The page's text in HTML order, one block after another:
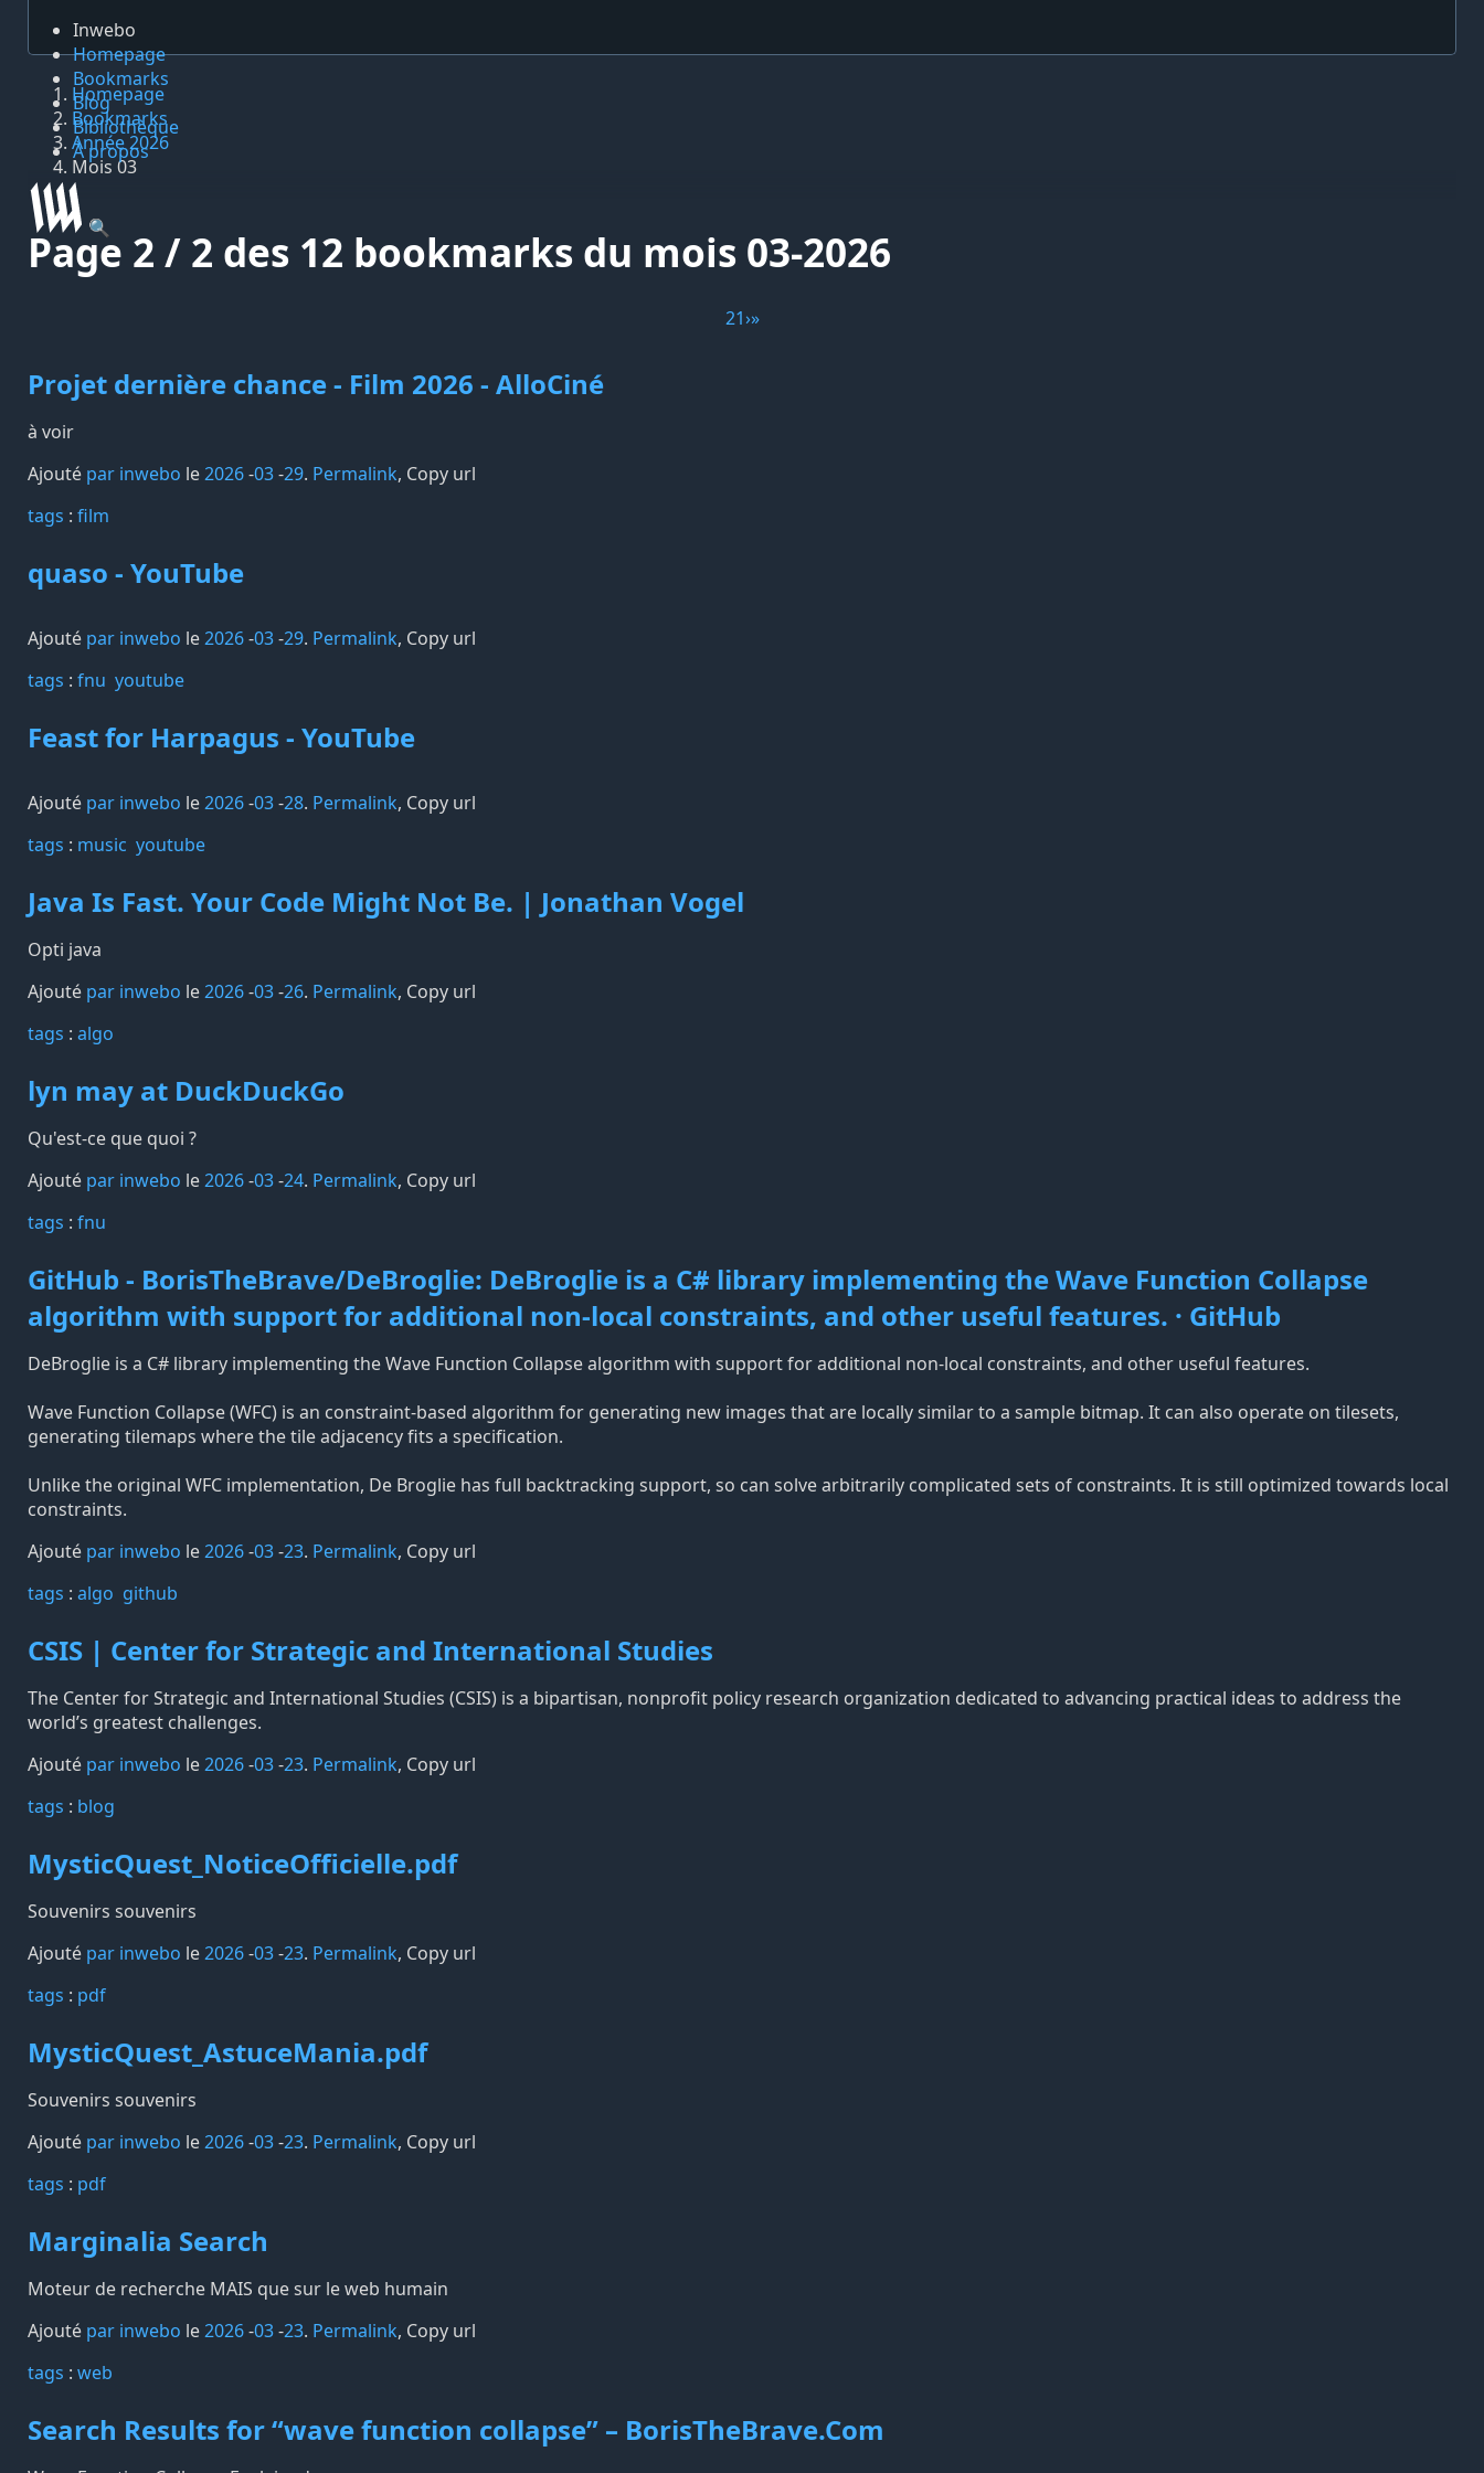
Inwebo
Homepage
Bookmarks
Blog
Bibliothèque
À propos
🔍
Homepage
Bookmarks
Année 2026
Mois 03
Page 2 / 2 des 12 bookmarks du mois 03-2026
21›»
Projet dernière chance - Film 2026 - AlloCiné
à voir
Ajouté par inwebo le2026-03-29. Permalink, Copy url
tags️ : film
quaso - YouTube
Ajouté par inwebo le2026-03-29. Permalink, Copy url
tags️ : fnu youtube
Feast for Harpagus - YouTube
Ajouté par inwebo le2026-03-28. Permalink, Copy url
tags️ : music youtube
Java Is Fast. Your Code Might Not Be. | Jonathan Vogel
Opti java
Ajouté par inwebo le2026-03-26. Permalink, Copy url
tags️ : algo
lyn may at DuckDuckGo
Qu'est-ce que quoi ?
Ajouté par inwebo le2026-03-24. Permalink, Copy url
tags️ : fnu
GitHub - BorisTheBrave/DeBroglie: DeBroglie is a C# library implementing the Wave Function Collapse
algorithm with support for additional non-local constraints, and other useful features. · GitHub
DeBroglie is a C# library implementing the Wave Function Collapse algorithm with support for additional non-local constraints, and other useful features.
Wave Function Collapse (WFC) is an constraint-based algorithm for generating new images that are locally similar to a sample bitmap. It can also operate on tilesets,
generating tilemaps where the tile adjacency fits a specification.
Unlike the original WFC implementation, De Broglie has full backtracking support, so can solve arbitrarily complicated sets of constraints. It is still optimized towards local
constraints.
Ajouté par inwebo le2026-03-23. Permalink, Copy url
tags️ : algo github
CSIS | Center for Strategic and International Studies
The Center for Strategic and International Studies (CSIS) is a bipartisan, nonprofit policy research organization dedicated to advancing practical ideas to address the
world’s greatest challenges.
Ajouté par inwebo le2026-03-23. Permalink, Copy url
tags️ : blog
MysticQuest_NoticeOfficielle.pdf
Souvenirs souvenirs
Ajouté par inwebo le2026-03-23. Permalink, Copy url
tags️ : pdf
MysticQuest_AstuceMania.pdf
Souvenirs souvenirs
Ajouté par inwebo le2026-03-23. Permalink, Copy url
tags️ : pdf
Marginalia Search
Moteur de recherche MAIS que sur le web humain
Ajouté par inwebo le2026-03-23. Permalink, Copy url
tags️ : web
Search Results for “wave function collapse” – BorisTheBrave.Com